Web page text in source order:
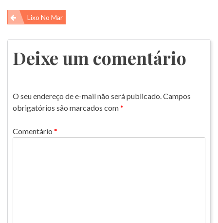
Navegação
de
Post
Lixo No Mar
Deixe um comentário
O seu endereço de e-mail não será publicado.Campos
obrigatórios são marcados com*
Comentário *